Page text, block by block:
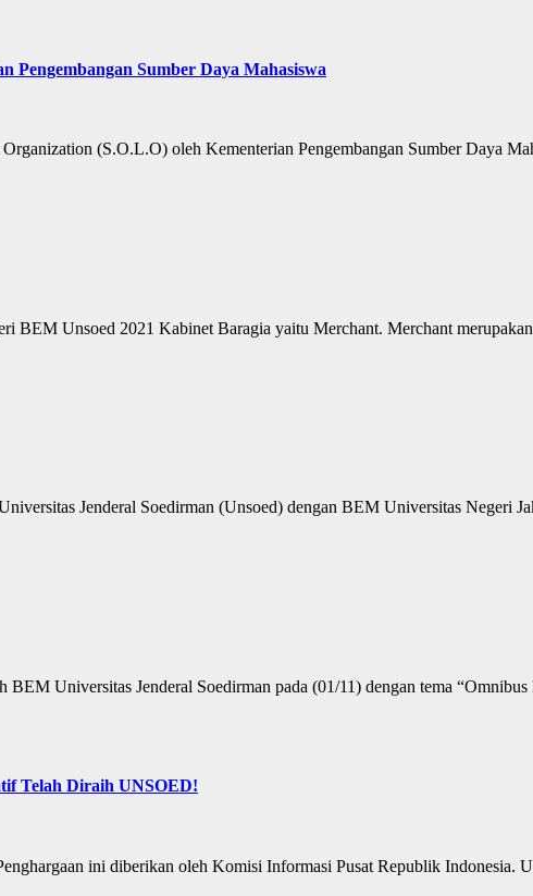
Pengembangan Sumber Daya Mahasiswa
(S.O.L.O) oleh Kementerian Pengembangan Sumber Daya
BEM Unsoed 2021 Kabinet Baragia yaitu Merchant. Merchant
Jenderal Soedirman (Unsoed) dengan BEM Universitas Negeri
Universitas Jenderal Soedirman pada (01/11) dengan tema
Telah Diraih UNSOED!
ini diberikan oleh Komisi Informasi Pusat Republik Indonesia.